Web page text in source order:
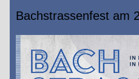
Bachstrassenfest am